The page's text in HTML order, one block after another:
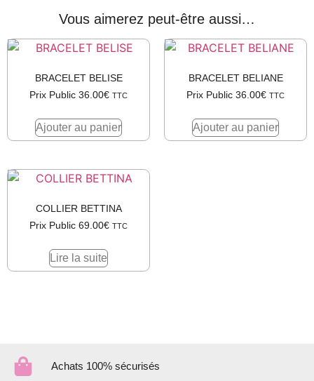
Vous aimerez peut-être aussi…
BRACELET BELISE
Prix Public 36.00€ TTC
Ajouter au panier
BRACELET BELIANE
Prix Public 36.00€ TTC
Ajouter au panier
COLLIER BETTINA
Prix Public 69.00€ TTC
Lire la suite
Achats 100% sécurisés